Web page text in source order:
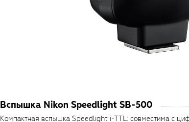
Вспышка Nikon Speedlight SB-500
Компактная вспышка Speedlight i-TTL: совместима с